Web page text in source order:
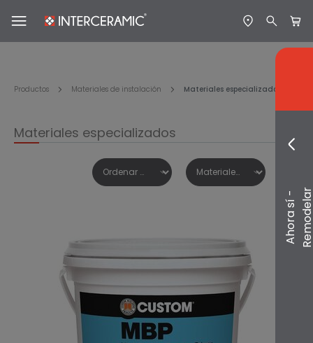
A
h
o
r
a
s
í
-
R
e
m
o
d
e
l
a
Productos Materiales de instalación Materiales especializados
Materiales especializados